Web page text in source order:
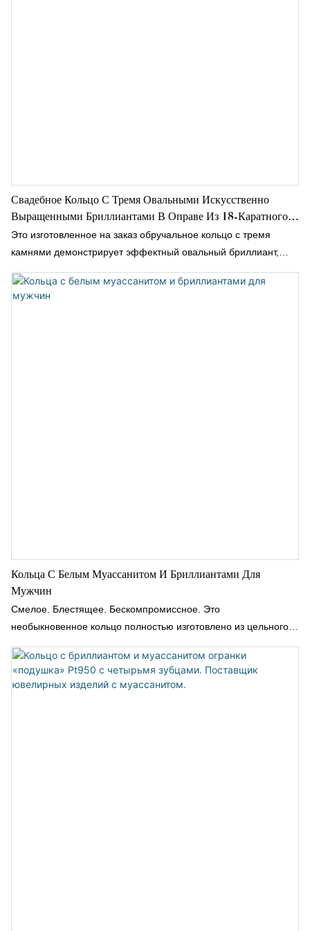
Свадебное Кольцо С Тремя Овальными Искусственно
Выращенными Бриллиантами В Оправе Из 18-Каратного
Желтого Золота С Боковыми Камнями Грушевидной
Формы.
Это изготовленное на заказ обручальное кольцо с тремя
камнями демонстрирует эффектный овальный бриллиант,
выращенный в лаборатории, в центре, элегантно
обрамленный двумя боковыми камнями грушевидной формы,
создавая вневременной, но в то же время неповторимый
Кольца С Белым Муассанитом И Бриллиантами Для
Мужчин
Смелое. Блестящее. Бескомпромиссное. Это
необыкновенное кольцо полностью изготовлено из цельного
куска высококачественного белого муассанита, ограненного и
отполированного до совершенства. Ослепительные грани,
покрывающие всю поверхность, излучают непревзойденный